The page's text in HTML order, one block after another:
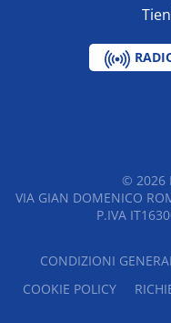
© 2026
VIA GIAN DOMENICO
P.IVA
CONDIZIONI
COOKIE POLICY